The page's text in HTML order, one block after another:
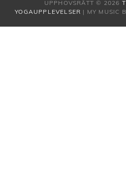
UPPHOVSRÄTT © 2026
YOGAUPPLEVELSER | MY MUSIC